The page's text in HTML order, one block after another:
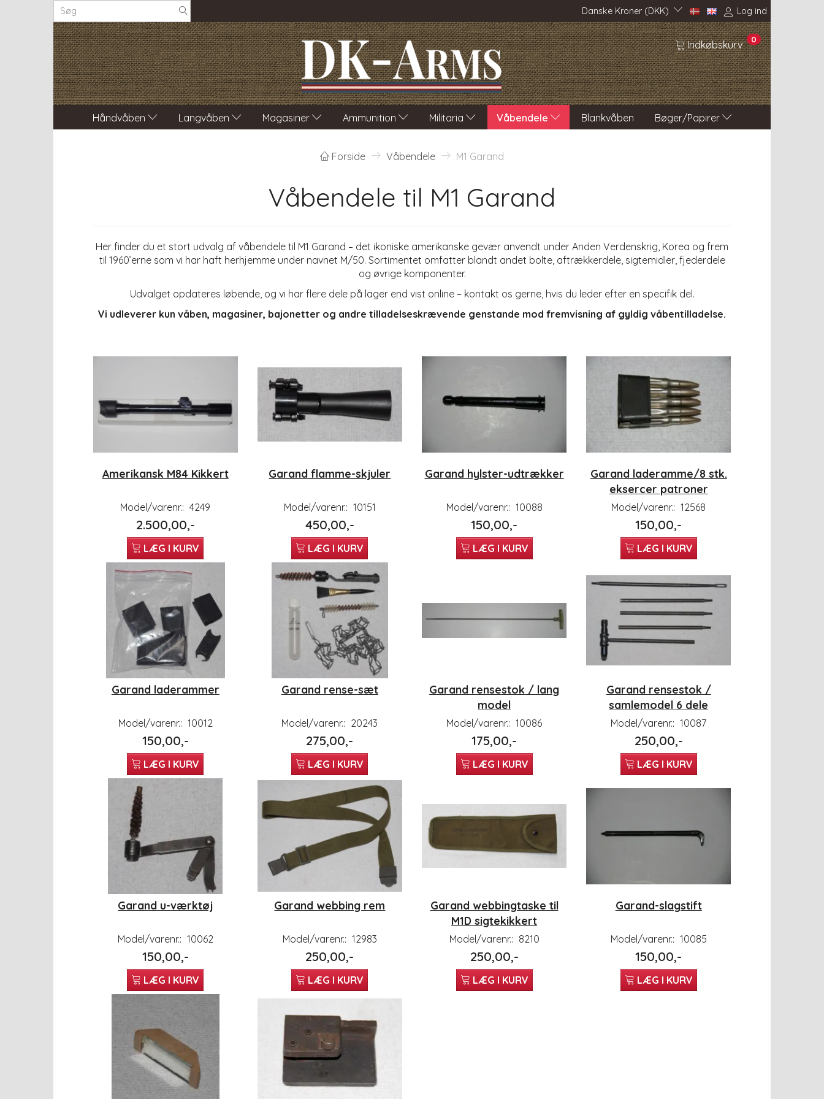
Log ind
Danske Kroner (DKK)
Indkøbskurv 0
Håndvåben Langvåben Magasiner Ammunition Militaria Våbendele Blankvåben Bøger/Papirer
Forside Våbendele M1 Garand
Våbendele til M1 Garand
Her finder du et stort udvalg af våbendele til M1 Garand – det ikoniske amerikanske gevær anvendt under Anden Verdenskrig, Korea og frem
til 1960’erne som vi har haft herhjemme under navnet M/50. Sortimentet omfatter blandt andet bolte, aftrækkerdele, sigtemidler, fjederdele
og øvrige komponenter.
Udvalget opdateres løbende, og vi har flere dele på lager end vist online – kontakt os gerne, hvis du leder efter en specifik del.
Vi udleverer kun våben, magasiner, bajonetter og andre tilladelseskrævende genstande mod fremvisning af gyldig våbentilladelse.
Amerikansk M84 Kikkert
Model/varenr.: 4249
2.500,00,-
LÆG I KURV
Garand flamme-skjuler
Model/varenr.: 10151
450,00,-
LÆG I KURV
Garand hylster-udtrækker
Model/varenr.: 10088
150,00,-
LÆG I KURV
Garand laderamme/8 stk.
eksercer patroner
Model/varenr.: 12568
150,00,-
LÆG I KURV
Garand laderammer
Model/varenr.: 10012
150,00,-
LÆG I KURV
Garand rense-sæt
Model/varenr.: 20243
275,00,-
LÆG I KURV
Garand rensestok / lang
model
Model/varenr.: 10086
175,00,-
LÆG I KURV
Garand rensestok /
samlemodel 6 dele
Model/varenr.: 10087
250,00,-
LÆG I KURV
Garand u-værktøj
Model/varenr.: 10062
150,00,-
LÆG I KURV
Garand webbing rem
Model/varenr.: 12983
250,00,-
LÆG I KURV
Garand webbingtaske til
M1D sigtekikkert
Model/varenr.: 8210
250,00,-
LÆG I KURV
Garand-slagstift
Model/varenr.: 10085
150,00,-
LÆG I KURV